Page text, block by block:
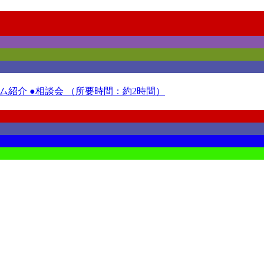
介 ●相談会 （所要時間：約2時間）